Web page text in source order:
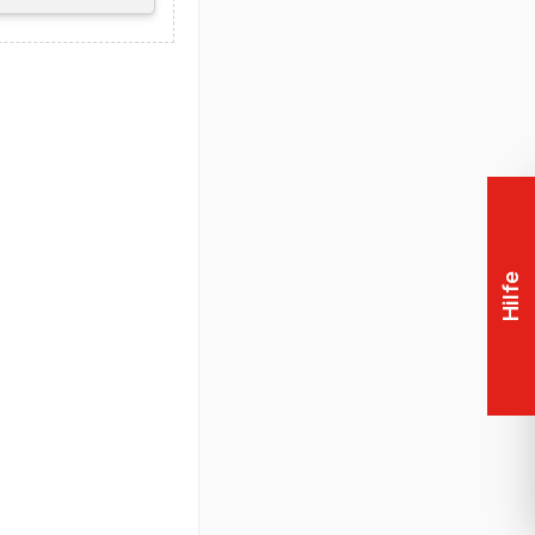
auf
Mobile
Hilfe